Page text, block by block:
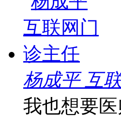
杨成平 互
我也想要